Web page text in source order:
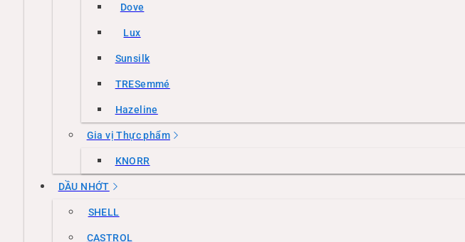
Dove
Lux
Sunsilk
TRESemmé
Hazeline
Gia vị Thực phẩm
KNORR
DẦU NHỚT
SHELL
CASTROL